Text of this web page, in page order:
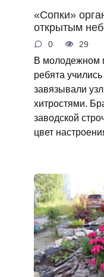
«Сопки»
открытым
0 29
В молодежном
ребята
завязывали
хитростями.
заводской
цвет